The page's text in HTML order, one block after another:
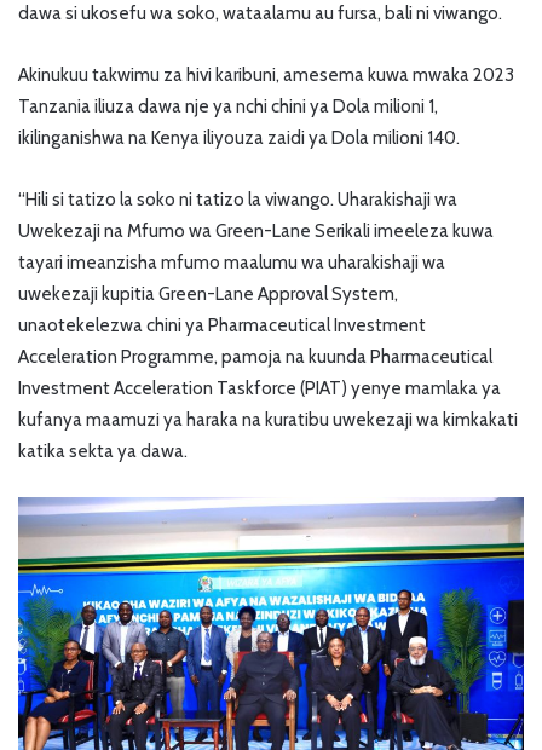
dawa si ukosefu wa soko, wataalamu au fursa, bali ni viwango.
Akinukuu takwimu za hivi karibuni, amesema kuwa mwaka 2023
Tanzania iliuza dawa nje ya nchi chini ya Dola milioni 1,
ikilinganishwa na Kenya iliyouza zaidi ya Dola milioni 140.
“Hili si tatizo la soko ni tatizo la viwango. Uharakishaji wa
Uwekezaji na Mfumo wa Green-Lane Serikali imeeleza kuwa
tayari imeanzisha mfumo maalumu wa uharakishaji wa
uwekezaji kupitia Green-Lane Approval System,
unaotekelezwa chini ya Pharmaceutical Investment
Acceleration Programme, pamoja na kuunda Pharmaceutical
Investment Acceleration Taskforce (PIAT) yenye mamlaka ya
kufanya maamuzi ya haraka na kuratibu uwekezaji wa kimkakati
katika sekta ya dawa.